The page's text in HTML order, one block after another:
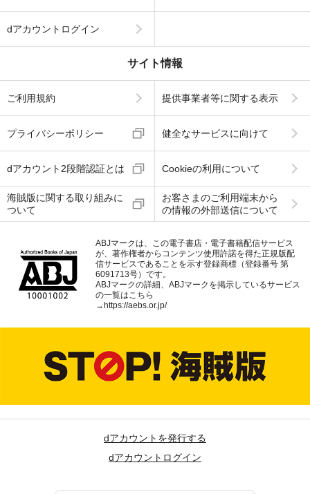
dアカウントログイン
サイト情報
ご利用規約 提供事業者等に関する表示
プライバシーポリシー 健全なサービスに向けて
dアカウント2段階認証とは Cookieの利用について
海賊版に関する取り組みに
ついて
お客さまのご利用端末から
の情報の外部送信について
ABJマークは、この電子書店・電子書籍配信サービス
が、著作権者からコンテンツ使用許諾を得た正規版配
信サービスであることを示す登録商標（登録番号 第
6091713号）です。
ABJマークの詳細、ABJマークを掲示しているサービス
の一覧はこちら
→ https://aebs.or.jp/
dアカウントを発行する
dアカウントログイン